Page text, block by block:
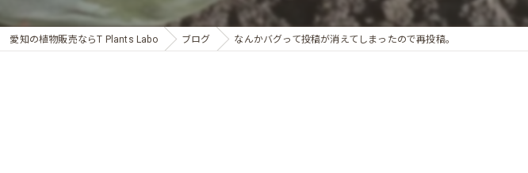
ユッカ
サボテン
愛知の植物販売ならT Plants Labo ブログ なんかバグって投稿が消えてしまったので再投稿。